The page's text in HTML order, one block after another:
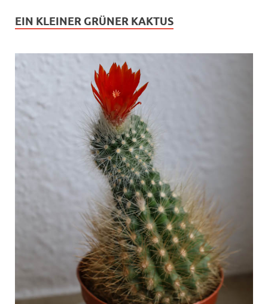
EIN KLEINER GRÜNER KAKTUS